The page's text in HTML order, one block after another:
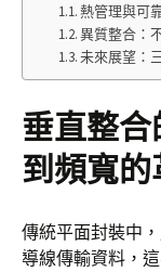
熱管理與可
異質整合：
未來展望：
垂直整
到頻寬的
傳統平面封裝中
導線傳輸資料，